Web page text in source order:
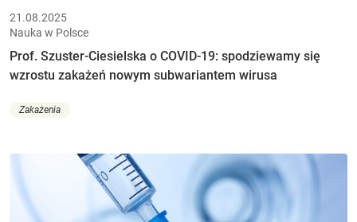
21.08.2025
Nauka w Polsce
Prof. Szuster-Ciesielska o COVID-19: spodziewamy się
wzrostu zakażeń nowym subwariantem wirusa
Zakażenia